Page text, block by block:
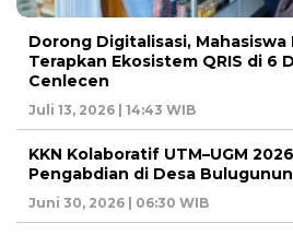
Dorong Digitalisasi, Mahasiswa
Terapkan Ekosistem QRIS di 6
Cenlecen
Juli 13, 2026 | 14:43 WIB
KKN Kolaboratif UTM–UGM
Pengabdian di Desa
Juni 30, 2026 | 06:30 WIB